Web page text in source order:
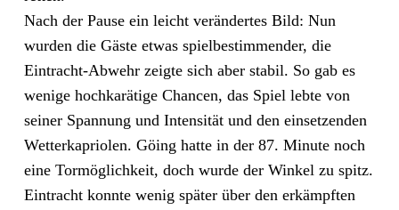
Nach der Pause ein leicht verändertes Bild: Nun
wurden die Gäste etwas spielbestimmender, die
Eintracht-Abwehr zeigte sich aber stabil. So gab es
wenige hochkarätige Chancen, das Spiel lebte von
seiner Spannung und Intensität und den einsetzenden
Wetterkapriolen. Göing hatte in der 87. Minute noch
eine Tormöglichkeit, doch wurde der Winkel zu spitz.
Eintracht konnte wenig später über den erkämpften